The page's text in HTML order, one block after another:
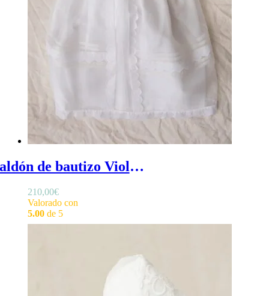
Faldón de bautizo Violeta - Faldón de bautizo de organza de seda blanca para bebé, con jaretas en pecho y falda
210,00€
Valorado con
5.00 de 5